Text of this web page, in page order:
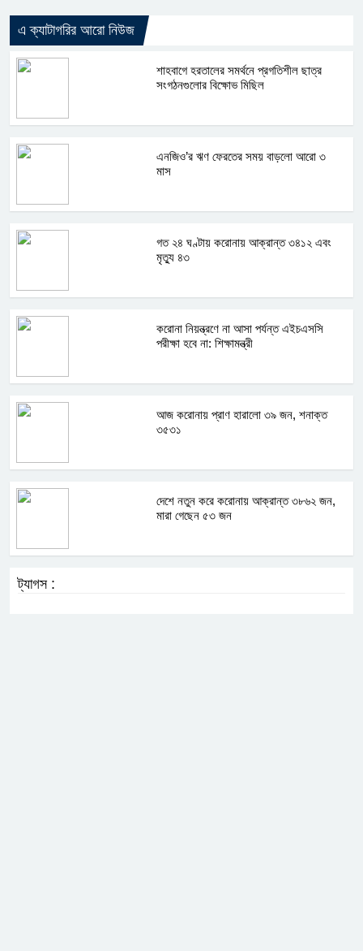
এ ক্যাটাগরির আরো নিউজ
শাহবাগে হরতালের সমর্থনে প্রগতিশীল ছাত্র
সংগঠনগুলোর বিক্ষোভ মিছিল
এনজিও’র ঋণ ফেরতের সময় বাড়লো আরো ৩
মাস
গত ২৪ ঘণ্টায় করোনায় আক্রান্ত ৩৪১২ এবং
মৃত্যু ৪৩
করোনা নিয়ন্ত্রণে না আসা পর্যন্ত এইচএসসি
পরীক্ষা হবে না: শিক্ষামন্ত্রী
আজ করোনায় প্রাণ হারালো ৩৯ জন, শনাক্ত
৩৫৩১
দেশে নতুন করে করোনায় আক্রান্ত ৩৮৬২ জন,
মারা গেছেন ৫৩ জন
ট্যাগস :